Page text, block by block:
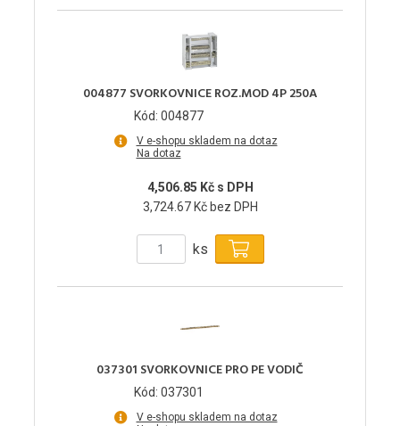
004877 SVORKOVNICE ROZ.MOD 4P 250A
Kód: 004877
V e-shopu skladem na dotaz
Na dotaz
4,506.85 Kč s DPH
3,724.67 Kč bez DPH
ks
037301 SVORKOVNICE PRO PE VODIČ
Kód: 037301
V e-shopu skladem na dotaz